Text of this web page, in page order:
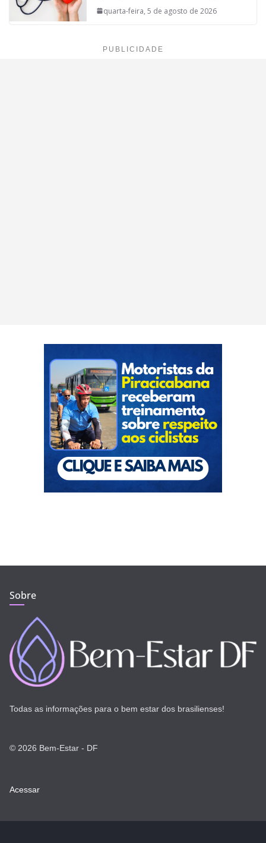
quarta-feira, 5 de agosto de 2026
PUBLICIDADE
Sobre
Todas as informações para o bem estar dos brasilienses!
© 2026 Bem-Estar - DF
Acessar